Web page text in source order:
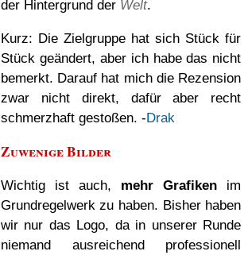
der Hintergrund der Welt.
Kurz: Die Zielgruppe hat sich Stück für
Stück geändert, aber ich habe das nicht
bemerkt. Darauf hat mich die Rezension
zwar nicht direkt, dafür aber recht
schmerzhaft gestoßen. -Drak
Zuwenige Bilder
Wichtig ist auch, mehr Grafiken im
Grundregelwerk zu haben. Bisher haben
wir nur das Logo, da in unserer Runde
niemand ausreichend professionell